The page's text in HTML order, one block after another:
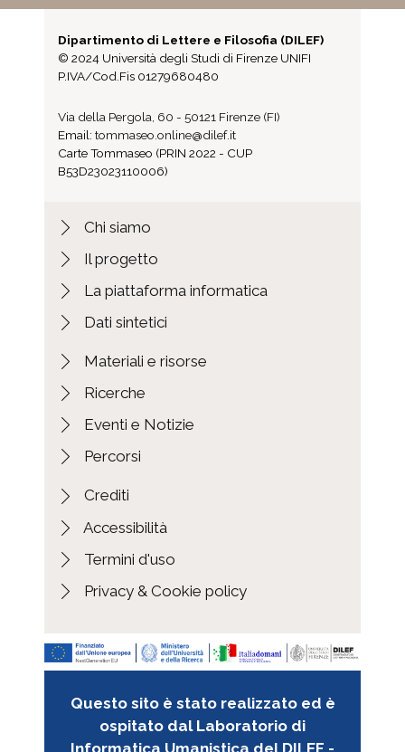
Dipartimento di Lettere e Filosofia (DILEF)
© 2024 Università degli Studi di Firenze UNIFI
P.IVA/Cod.Fis 01279680480
Via della Pergola, 60 - 50121 Firenze (FI)
Email: tommaseo.online@dilef.it
Carte Tommaseo (PRIN 2022 - CUP
B53D23023110006)
Chi siamo
Il progetto
La piattaforma informatica
Dati sintetici
Materiali e risorse
Ricerche
Eventi e Notizie
Percorsi
Crediti
Accessibilità
Termini d'uso
Privacy & Cookie policy
Questo sito è stato realizzato ed è
ospitato dal Laboratorio di
Informatica Umanistica del DILEF -